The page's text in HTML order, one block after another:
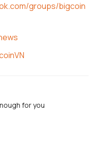
groups/bigcoin
for you